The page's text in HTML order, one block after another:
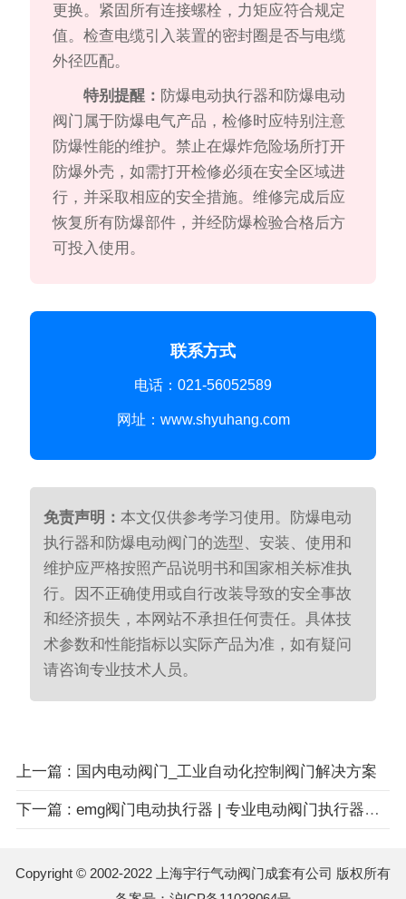
更换。紧固所有连接螺栓，力矩应符合规定
值。检查电缆引入装置的密封圈是否与电缆
外径匹配。
特别提醒： 防爆电动执行器和防爆电动
阀门属于防爆电气产品，检修时应特别注意
防爆性能的维护。禁止在爆炸危险场所打开
防爆外壳，如需打开检修必须在安全区域进
行，并采取相应的安全措施。维修完成后应
恢复所有防爆部件，并经防爆检验合格后方
可投入使用。
联系方式
电话：021-56052589
网址：www.shyuhang.com
免责声明：本文仅供参考学习使用。防爆电动
执行器和防爆电动阀门的选型、安装、使用和
维护应严格按照产品说明书和国家相关标准执
行。因不正确使用或自行改装导致的安全事故
和经济损失，本网站不承担任何责任。具体技
术参数和性能指标以实际产品为准，如有疑问
请咨询专业技术人员。
上一篇 : 国内电动阀门_工业自动化控制阀门解决方案
下一篇 : emg阀门电动执行器 | 专业电动阀门执行器技术指南
Copyright © 2002-2022 上海宇行气动阀门成套有公司 版权所有